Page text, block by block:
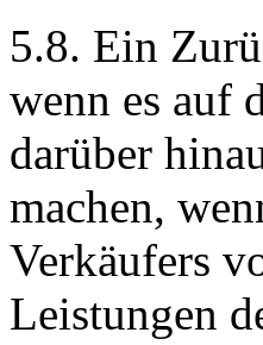
5.8. Ein
wenn es auf
darüber
machen,
Verkäufers
Leistungen